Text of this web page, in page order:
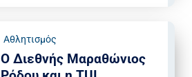
Αθλητισμός
Ο Διεθνής Μαραθώνιος